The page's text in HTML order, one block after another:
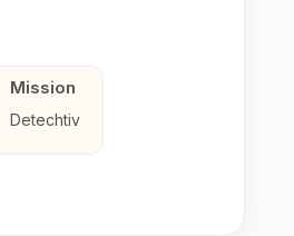
Mission
Detechtiv